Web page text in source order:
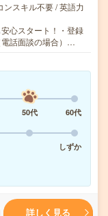
ンスキル不要 / 英語力
心スタート！・登録
話面談の場合）…
50代
60代
しずか
詳しく見る